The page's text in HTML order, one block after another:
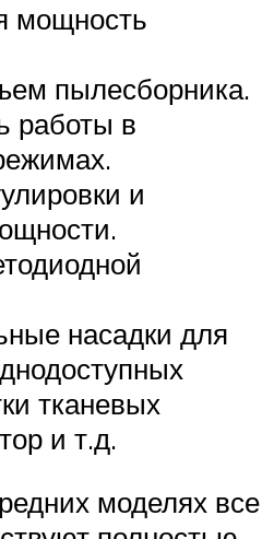
мощность
пылесборника.
работы в
и
насадки для
тканевых
и т.д.
моделях все